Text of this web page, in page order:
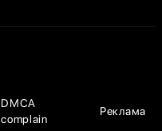
DMCA
complain
Реклама